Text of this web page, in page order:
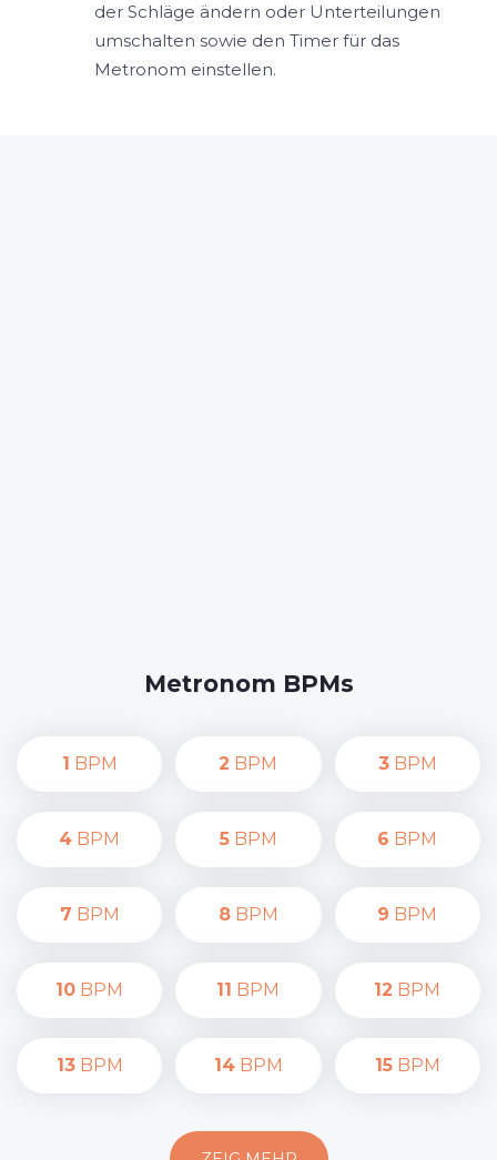
der Schläge ändern oder Unterteilungen
umschalten sowie den Timer für das
Metronom einstellen.
Metronom BPMs
1 BPM 2 BPM 3BPM
4 BPM 5BPM 6 BPM
7 BPM 8BPM 9 BPM
10 BPM 11 BPM 12 BPM
13BPM 14BPM 15BPM